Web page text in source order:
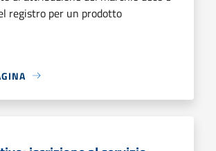
registro per un prodotto